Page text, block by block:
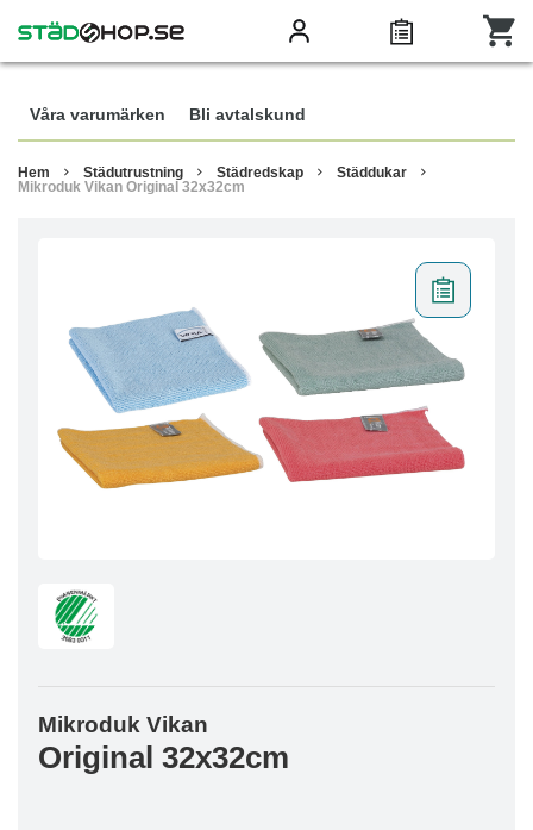
Våra varumärken Bli avtalskund
Hem Städutrustning Städredskap
Städdukar
Mikroduk Vikan Original 32x32cm
Mikroduk Vikan
Original 32x32cm